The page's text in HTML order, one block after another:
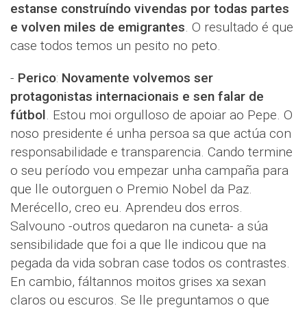
estanse construíndo vivendas por todas partes
e volven miles de emigrantes. O resultado é que
case todos temos un pesito no peto.
- Perico: Novamente volvemos ser
protagonistas internacionais e sen falar de
fútbol. Estou moi orgulloso de apoiar ao Pepe. O
noso presidente é unha persoa sa que actúa con
responsabilidade e transparencia. Cando termine
o seu período vou empezar unha campaña para
que lle outorguen o Premio Nobel da Paz.
Merécello, creo eu. Aprendeu dos erros.
Salvouno -outros quedaron na cuneta- a súa
sensibilidade que foi a que lle indicou que na
pegada da vida sobran case todos os contrastes.
En cambio, fáltannos moitos grises xa sexan
claros ou escuros. Se lle preguntamos o que